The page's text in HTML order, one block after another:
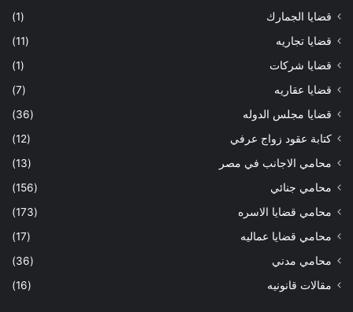
قضايا الجمارك
(1)
قضايا تجاريه
(11)
قضايا شركات
(1)
قضايا عقاريه
(7)
قضايا مجلس الدوله
(36)
كتابة عقود زواج عرفي
(12)
محامي الاجانب في مصر
(13)
محامي جنائي
(156)
محامي قضايا الاسره
(173)
محامي قضايا عماليه
(17)
محامي مدني
(36)
مقالات قانونيه
(16)